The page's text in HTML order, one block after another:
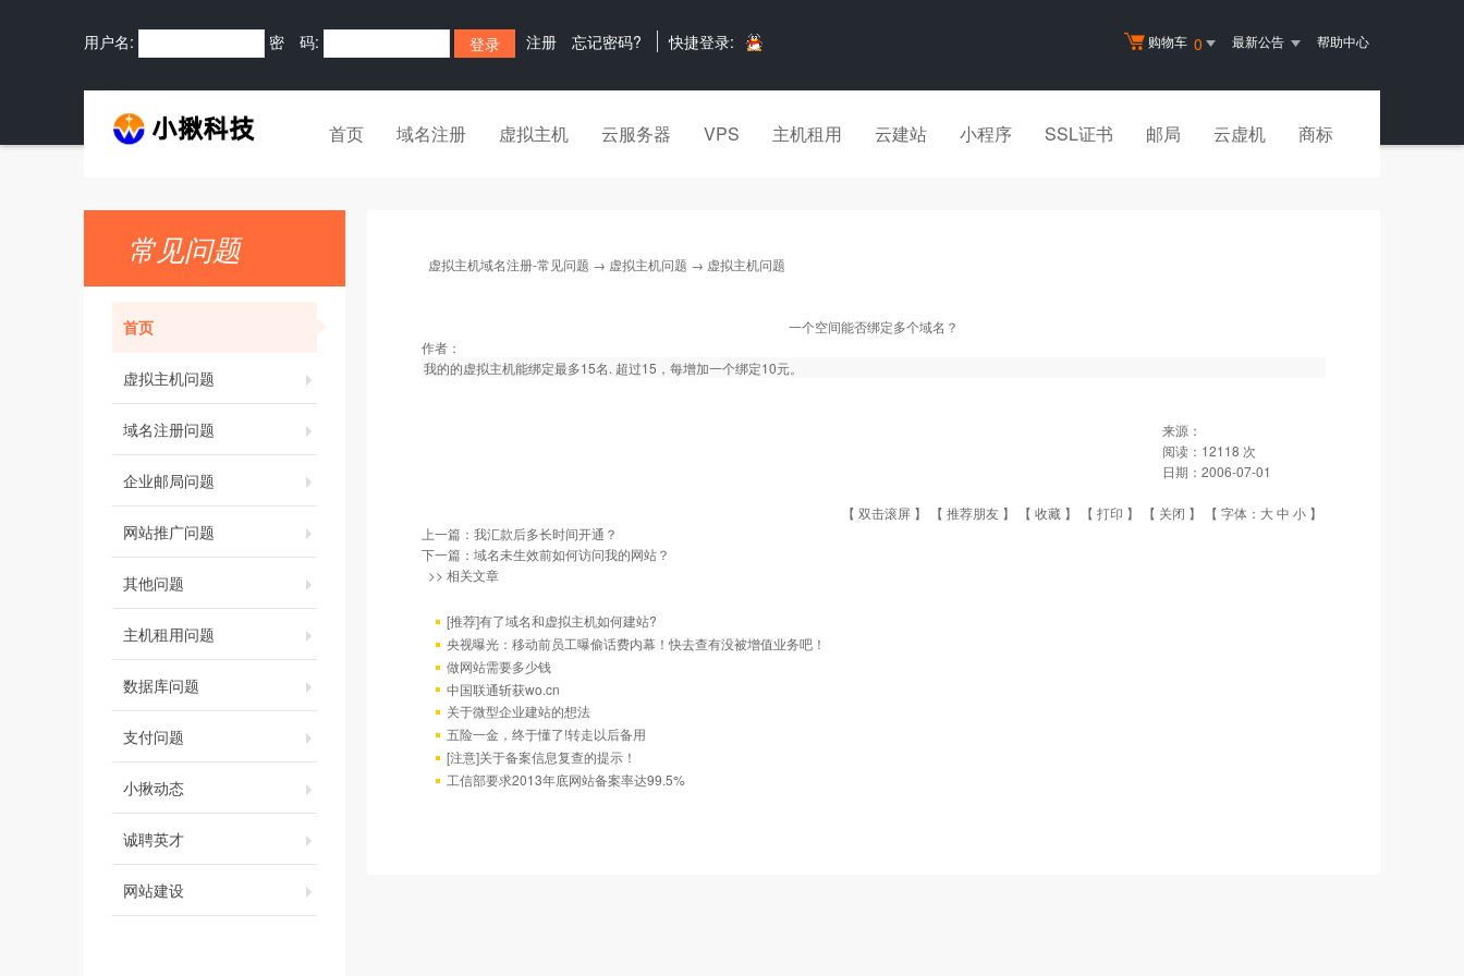
购物车 0 最新公告 帮助中心
用户名: 密 码: 注册 忘记密码? 快捷登录:
首页 域名注册 虚拟主机 云服务器 VPS 主机租用 云建站 小程序 SSL证书 邮局 云虚机 商标
常见问题
首页
虚拟主机问题
域名注册问题
企业邮局问题
网站推广问题
其他问题
主机租用问题
数据库问题
支付问题
小揪动态
诚聘英才
网站建设
虚拟主机域名注册-常见问题 → 虚拟主机问题 → 虚拟主机问题
一个空间能否绑定多个域名？
作者：
我的的虚拟主机能绑定最多15名. 超过15，每增加一个绑定10元。
来源：
阅读： 12118 次
日期： 2006-07-01
【 双击滚屏 】 【 推荐朋友 】 【 收藏 】 【 打印 】 【 关闭 】 【 字体： 大中 小 】
上一篇： 我汇款后多长时间开通？
下一篇： 域名未生效前如何访问我的网站？
>> 相关文章
[推荐]有了域名和虚拟主机如何建站?
央视曝光：移动前员工曝偷话费内幕！快去查有没被增值业务吧！
做网站需要多少钱
中国联通斩获wo.cn
关于微型企业建站的想法
五险一金，终于懂了!转走以后备用
[注意]关于备案信息复查的提示！
工信部要求2013年底网站备案率达99.5%